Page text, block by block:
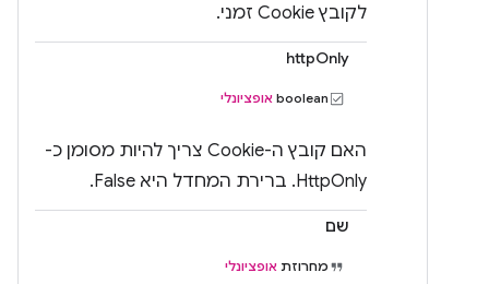
לקובץ Cookie זמני.
httpOnly
‫boolean אופציונלי
האם קובץ ה-Cookie צריך להיות מסומן כ-
HttpOnly. ברירת המחדל היא False.
שם
מחרוזת אופציונלי